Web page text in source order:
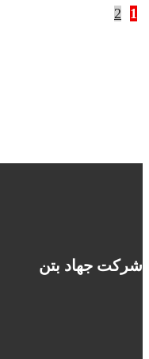
1
2
شرکت جهاد بتن